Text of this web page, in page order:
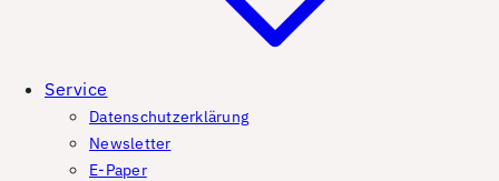
Service
Datenschutzerklärung
Newsletter
E-Paper